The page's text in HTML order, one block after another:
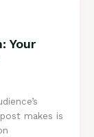
Your
makes is